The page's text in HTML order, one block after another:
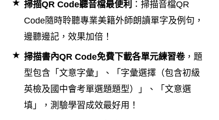
掃描QR Code聽音檔最便利 ：掃描音檔QR
Code隨時聆聽專業美籍外師朗讀單字及例句，
邊聽邊記，效果加倍！
掃描書內QR Code免費下載各單元練習卷，題
型包含「文意字彙」、「字彙選擇（包含初級
英檢及國中會考單選題題型）」、「文意選
填」，測驗學習成效最好用！